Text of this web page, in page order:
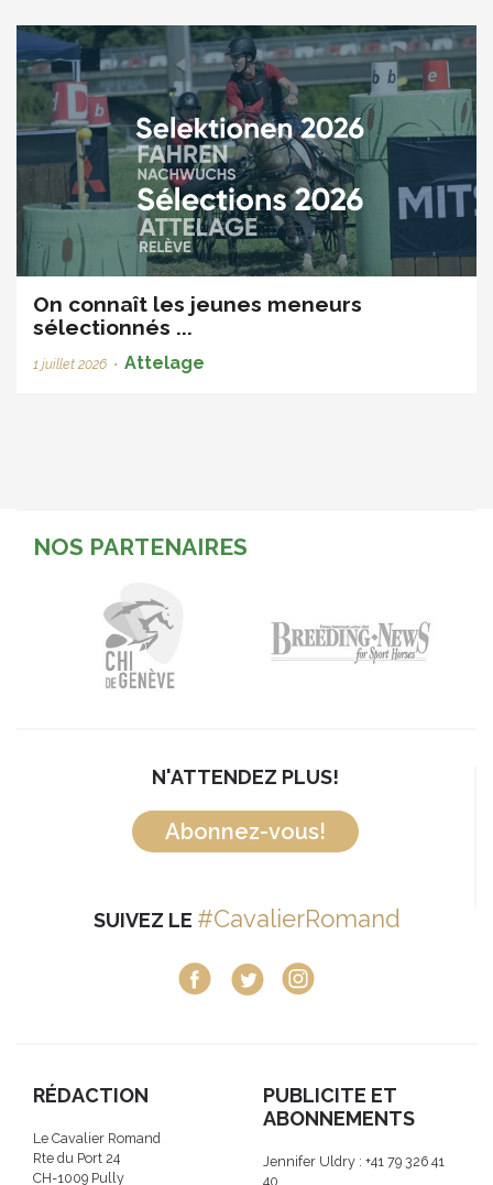
On connaît les jeunes meneurs
sélectionnés ...
1 juillet 2026 • Attelage
NOS PARTENAIRES
N'ATTENDEZ PLUS!
Abonnez-vous!
SUIVEZ LE #CavalierRomand
RÉDACTION
Le Cavalier Romand
Rte du Port 24
CH-1009 Pully
PUBLICITE ET
ABONNEMENTS
Jennifer Uldry : +41 79 326 41
40